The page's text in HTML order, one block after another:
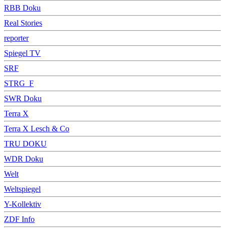
RBB Doku
Real Stories
reporter
Spiegel TV
SRF
STRG_F
SWR Doku
Terra X
Terra X Lesch & Co
TRU DOKU
WDR Doku
Welt
Weltspiegel
Y-Kollektiv
ZDF Info